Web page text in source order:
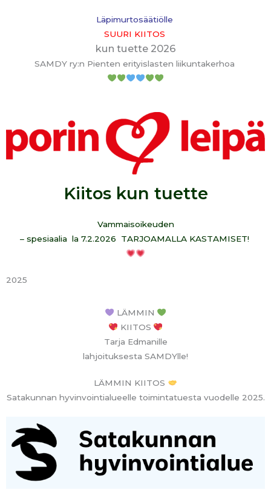
Läpimurtosäätiölle
SUURI KIITOS
kun tuette 2026
SAMDY ry:n Pienten erityislasten liikuntakerhoa
Kiitos kun tuette
Vammaisoikeuden
– spesiaalia la 7.2.2026 TARJOAMALLA KASTAMISET!
2025
LÄMMIN
KIITOS
Tarja Edmanille
lahjoituksesta SAMDYlle!
LÄMMIN KIITOS
Satakunnan hyvinvointialueelle toimintatuesta vuodelle 2025.